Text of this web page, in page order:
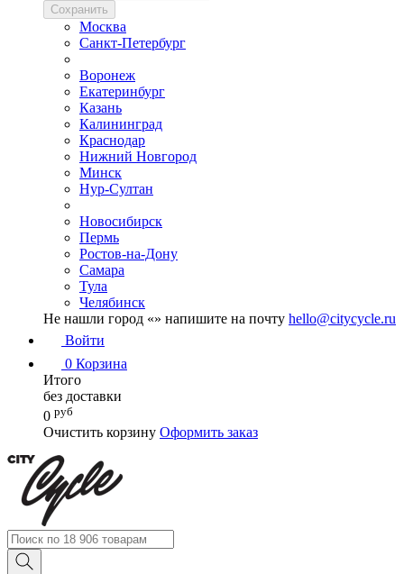
Сохранить
Москва
Санкт-Петербург
Воронеж
Екатеринбург
Казань
Калининград
Краснодар
Нижний Новгород
Минск
Нур-Султан
Новосибирск
Пермь
Ростов-на-Дону
Самара
Тула
Челябинск
Не нашли город «» напишите на почту hello@citycycle.ru
Войти
0 Корзина
Итого
без доставки
0 руб
Очистить корзину Оформить заказ